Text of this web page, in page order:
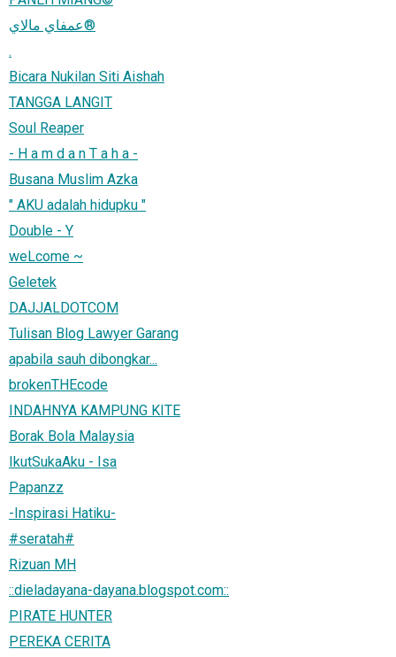
عمفاي مالاي®
.
Bicara Nukilan Siti Aishah
TANGGA LANGIT
Soul Reaper
- H a m d a n T a h a -
Busana Muslim Azka
" AKU adalah hidupku "
Double - Y
weLcome ~
Geletek
DAJJALDOTCOM
Tulisan Blog Lawyer Garang
apabila sauh dibongkar...
brokenTHEcode
INDAHNYA KAMPUNG KITE
Borak Bola Malaysia
IkutSukaAku - Isa
Papanzz
-Inspirasi Hatiku-
#seratah#
Rizuan MH
::dieladayana-dayana.blogspot.com::
PIRATE HUNTER
PEREKA CERITA